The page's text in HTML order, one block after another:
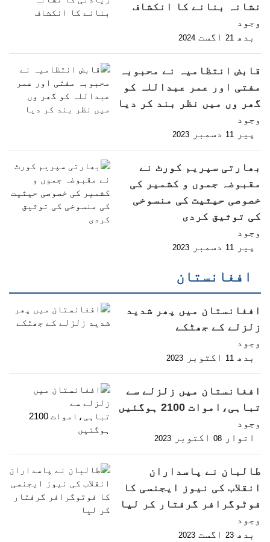
نشانہ بنانے کا انکشاف
وجود
بدھ 21 اگست 2024
قابض انتظامیہ نے محبوبہ
مفتی اور عمر عبداللہ کو
گھر وں میں نظر بند کر دیا
وجود
پیر 11 دسمبر 2023
بھارتی سپریم کورٹ نے
مقبوضہ جموں و کشمیر کی
خصوصی حیثیت کی منسوخی
کی توثیق کردی
وجود
پیر 11 دسمبر 2023
افغانستان
افغانستان میں پھر شدید
زلزلے کے جھٹکے
وجود
بدھ 11 اکتوبر 2023
افغانستان میں زلزلے سے
تباہی،اموات 2100 ہوگئیں
وجود
اتوار 08 اکتوبر 2023
طالبان نے پاسداران
انقلاب کی نیوز ایجنسی کا
فوٹوگرافر گرفتار کر لیا
وجود
بدھ 23 اگست 2023